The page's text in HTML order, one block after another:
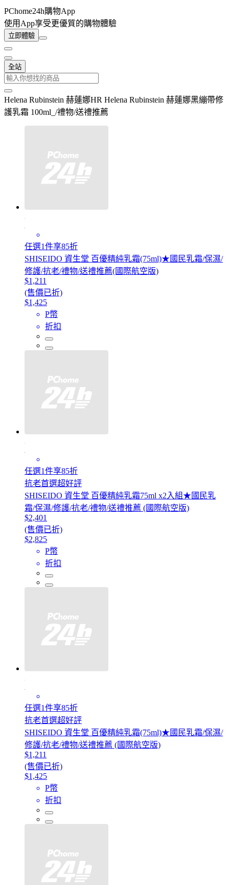
PChome24h購物App
使用App享受更優質的購物體驗
立即體驗
全站
Helena Rubinstein 赫蓮娜HR Helena Rubinstein 赫蓮娜黑繃帶修
護乳霜 100ml_/禮物/送禮推薦
任選1件享85折
SHISEIDO 資生堂 百優精純乳霜(75ml)★國民乳霜/保濕/
修護/抗老/禮物/送禮推薦(國際航空版)
$1,211
(售價已折)
$1,425
P幣
折扣
任選1件享85折
抗老首選超好評
SHISEIDO 資生堂 百優精純乳霜75ml x2入組★國民乳
霜/保濕/修護/抗老/禮物/送禮推薦 (國際航空版)
$2,401
(售價已折)
$2,825
P幣
折扣
任選1件享85折
抗老首選超好評
SHISEIDO 資生堂 百優精純乳霜(75ml)★國民乳霜/保濕/
修護/抗老/禮物/送禮推薦 (國際航空版)
$1,211
(售價已折)
$1,425
P幣
折扣